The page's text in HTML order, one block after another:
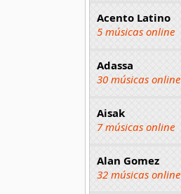
Acento Latino
5 músicas online
Adassa
30 músicas online
Aisak
7 músicas online
Alan Gomez
32 músicas online